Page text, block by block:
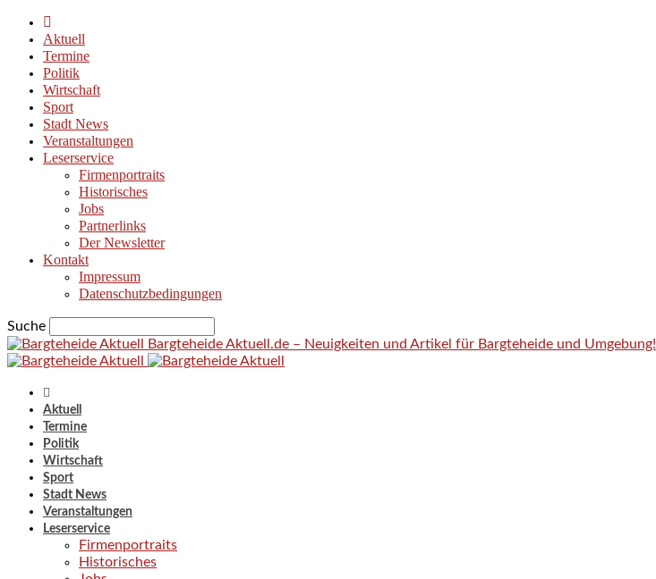
Aktuell
Termine
Politik
Wirtschaft
Sport
Stadt News
Veranstaltungen
Leserservice
Firmenportraits
Historisches
Jobs
Partnerlinks
Der Newsletter
Kontakt
Impressum
Datenschutzbedingungen
Suche
Bargteheide Aktuell.de – Neuigkeiten und Artikel für Bargteheide und Umgebung!
Aktuell
Termine
Politik
Wirtschaft
Sport
Stadt News
Veranstaltungen
Leserservice
Firmenportraits
Historisches